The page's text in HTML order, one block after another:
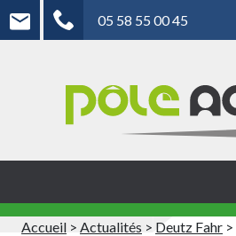
05 58 55 00 45
Accueil > Actualités > Deutz Fahr >